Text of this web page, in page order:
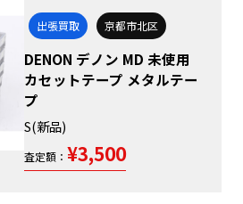
出張買取 京都市北区
DENON デノン MD 未使用
カセットテープ メタルテー
プ
S(新品)
査定額： ¥3,500